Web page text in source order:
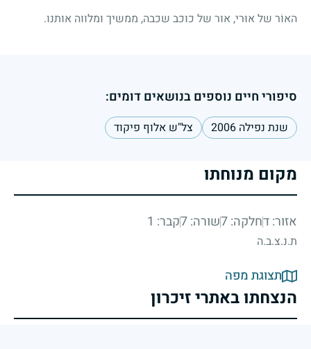
האוֹר של אוּרי, אור של כוכב שכבה, ממשיך ומלווה אותנו.
סיפורי חיים נוספים בנושאים דומים:
שנת נפילה 2006 צל"ש אלוף פיקוד
מקום מנוחתו
אזור: דחלקה: 7 שורה: 7 קבר: 1
ת.נ.צ.ב.ה
תצוגת מפה
הנצחתו באתרי זיכרון